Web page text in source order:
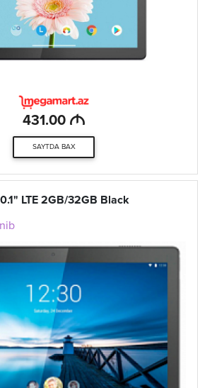
431.00 M
SAYTDA BAX
LTE 2GB/32GB Black